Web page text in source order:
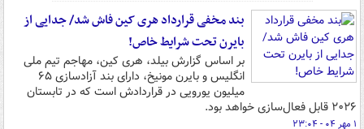
بند مخفی قرارداد هری کین فاش شد/ جدایی از
بایرن تحت شرایط خاص!
بر اساس گزارش بیلد، هری کین، مهاجم تیم ملی
انگلیس و بایرن مونیخ، دارای بند آزادسازی ۶۵
میلیون یورویی در قراردادش است که در تابستان
۲۰۲۶ قابل فعال‌سازی خواهد بود.
۱ مهر ۰۴ - ۲۳:۰۴